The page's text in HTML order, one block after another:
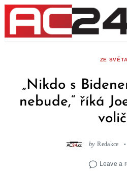
Skip
content
ZE SVĚTA
„Nikdo s
nebude,“ říká
by Redakce
Leave a